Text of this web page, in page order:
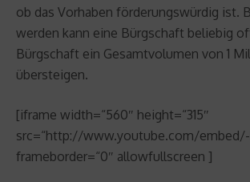
ob das Vorhaben förderungswürdig ist.
werden kann eine Bürgschaft beliebig
Bürgschaft ein Gesamtvolumen von 1
übersteigen.
[iframe width=“560″ height=“315″
src=“http://www.youtube.com/embed/-
frameborder=“0″ allowfullscreen ]